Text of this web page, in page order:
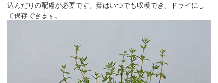
込んだりの配慮が必要です。葉はいつでも収穫でき、ドライにし
て保存できます。